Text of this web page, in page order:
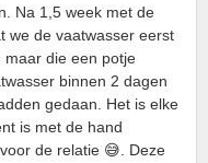
Na 1,5 week met de
we de vaatwasser eerst
maar die een potje
binnen 2 dagen
gedaan. Het is elke
is met de hand
de relatie 😅. Deze